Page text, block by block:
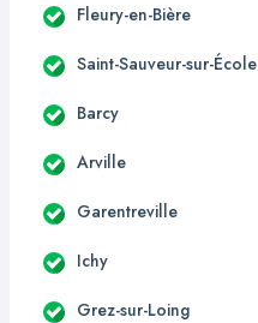
Fleury-en-Bière
Saint-Sauveur-sur-École
Barcy
Arville
Garentreville
Ichy
Grez-sur-Loing